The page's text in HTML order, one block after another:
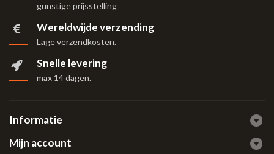
gunstige prijsstelling
Wereldwijde verzending
Lage verzendkosten.
Snelle levering
max 14 dagen.
Informatie
Mijn account